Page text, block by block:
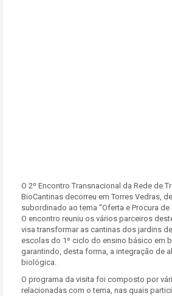
O 2º Encontro Transnacional da Rede de
BioCantinas decorreu em Torres Vedras,
subordinado ao tema “Oferta e Procura
O encontro reuniu os vários parceiros
visa transformar as cantinas dos jardins
escolas do 1º ciclo do ensino básico em
garantindo, desta forma, a integração de
biológica.
O programa da visita foi composto por
relacionadas com o tema, nas quais